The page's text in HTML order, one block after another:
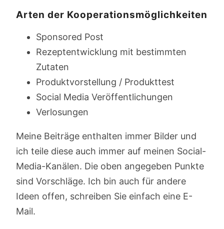
Arten der Kooperationsmöglichkeiten
Sponsored Post
Rezeptentwicklung mit bestimmten
Zutaten
Produktvorstellung / Produkttest
Social Media Veröffentlichungen
Verlosungen
Meine Beiträge enthalten immer Bilder und
ich teile diese auch immer auf meinen Social-
Media-Kanälen. Die oben angegeben Punkte
sind Vorschläge. Ich bin auch für andere
Ideen offen, schreiben Sie einfach eine E-
Mail.